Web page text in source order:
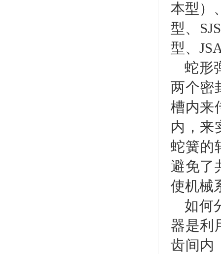
本型）
型、
型、
蛇形
两个密
槽内来
内，来
蛇簧的
避免了
使机械
如何
器是利
齿间内